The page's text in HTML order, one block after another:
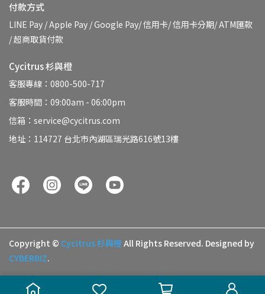
付款方式
LINE Pay / Apple Pay / Google Pay/ 信用卡/ 信用卡分期/ ATM匯款
/ 超商取貨付款
Cycitrus 杉與橙
客服專線：0800-500-717
客服時間：09:00am - 06:00pm
信箱：service@cycitrus.com
地址：114727 台北市內湖區瑞光路616號13樓
Copyright © Cycitrus 杉與橙 All Rights Reserved. Designed by
CYBERBIZ.